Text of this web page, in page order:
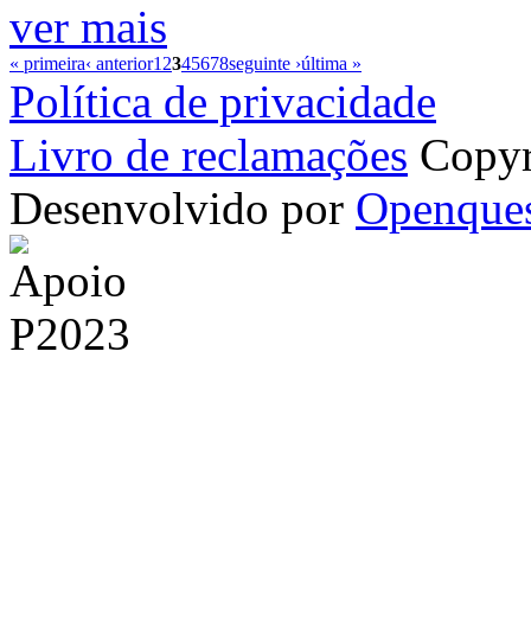
ver mais
« primeira‹ anterior1 2345678seguinte ›última »
Política de privacidade
Livro de reclamações
Desenvolvido por